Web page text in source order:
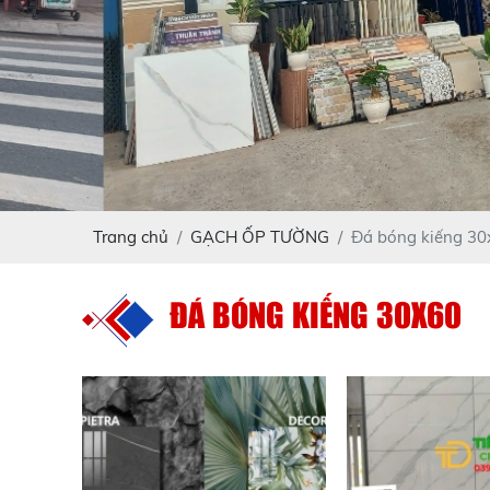
Trang chủ GẠCH ỐP TƯỜNG Đá bóng kiếng
ĐÁ BÓNG KIẾNG 30X60